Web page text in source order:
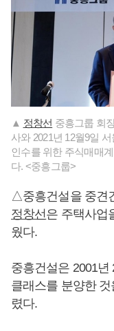
▲ 정창선 중흥그룹 회
사와 2021년 12월9일
인수를 위한 주식매매
다. <중흥그룹>
△중흥건설을 중견
정창선은 주택사업
웠다.
중흥건설은 2001년
클래스를 분양한
렸다.